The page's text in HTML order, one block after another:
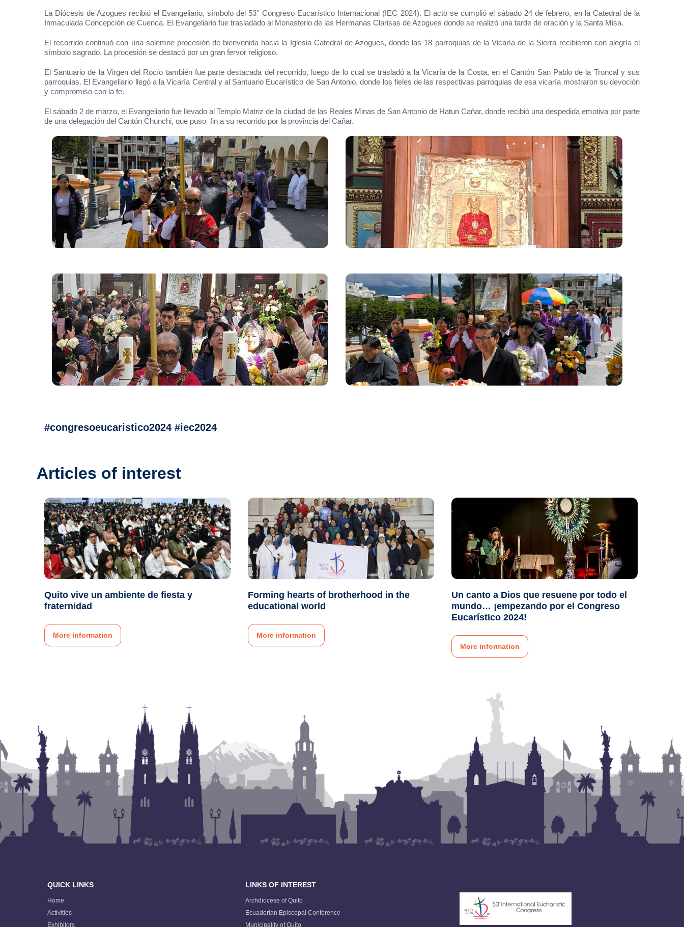
La Diócesis de Azogues recibió el Evangeliario, símbolo del 53° Congreso Eucarístico Internacional (IEC 2024). El acto se cumplió el sábado 24 de febrero, en la Catedral de la
Inmaculada Concepción de Cuenca. El Evangeliario fue trasladado al Monasterio de las Hermanas Clarisas de Azogues donde se realizó una tarde de oración y la Santa Misa.
El recorrido continuó con una solemne procesión de bienvenida hacia la Iglesia Catedral de Azogues, donde las 18 parroquias de la Vicaría de la Sierra recibieron con alegría el
símbolo sagrado. La procesión se destacó por un gran fervor religioso.
El Santuario de la Virgen del Rocío también fue parte destacada del recorrido, luego de lo cual se trasladó a la Vicaría de la Costa, en el Cantón San Pablo de la Troncal y sus
parroquias. El Evangeliario llegó a la Vicaría Central y al Santuario Eucarístico de San Antonio, donde los fieles de las respectivas parroquias de esa vicaría mostraron su devoción
y compromiso con la fe.
El sábado 2 de marzo, el Evangeliario fue llevado al Templo Matriz de la ciudad de las Reales Minas de San Antonio de Hatun Cañar, donde recibió una despedida emotiva por parte
de una delegación del Cantón Chunchi, que puso fin a su recorrido por la provincia del Cañar.
#congresoeucaristico2024 #iec2024
Articles of interest
Quito vive un ambiente de fiesta y
fraternidad
More information
Forming hearts of brotherhood in the
educational world
More information
Un canto a Dios que resuene por todo el
mundo… ¡empezando por el Congreso
Eucarístico 2024!
More information
QUICK LINKS
Home
Activities
Exhibitors
LINKS OF INTEREST
Archdiocese of Quito
Ecuadorian Episcopal Conference
Municipality of Quito